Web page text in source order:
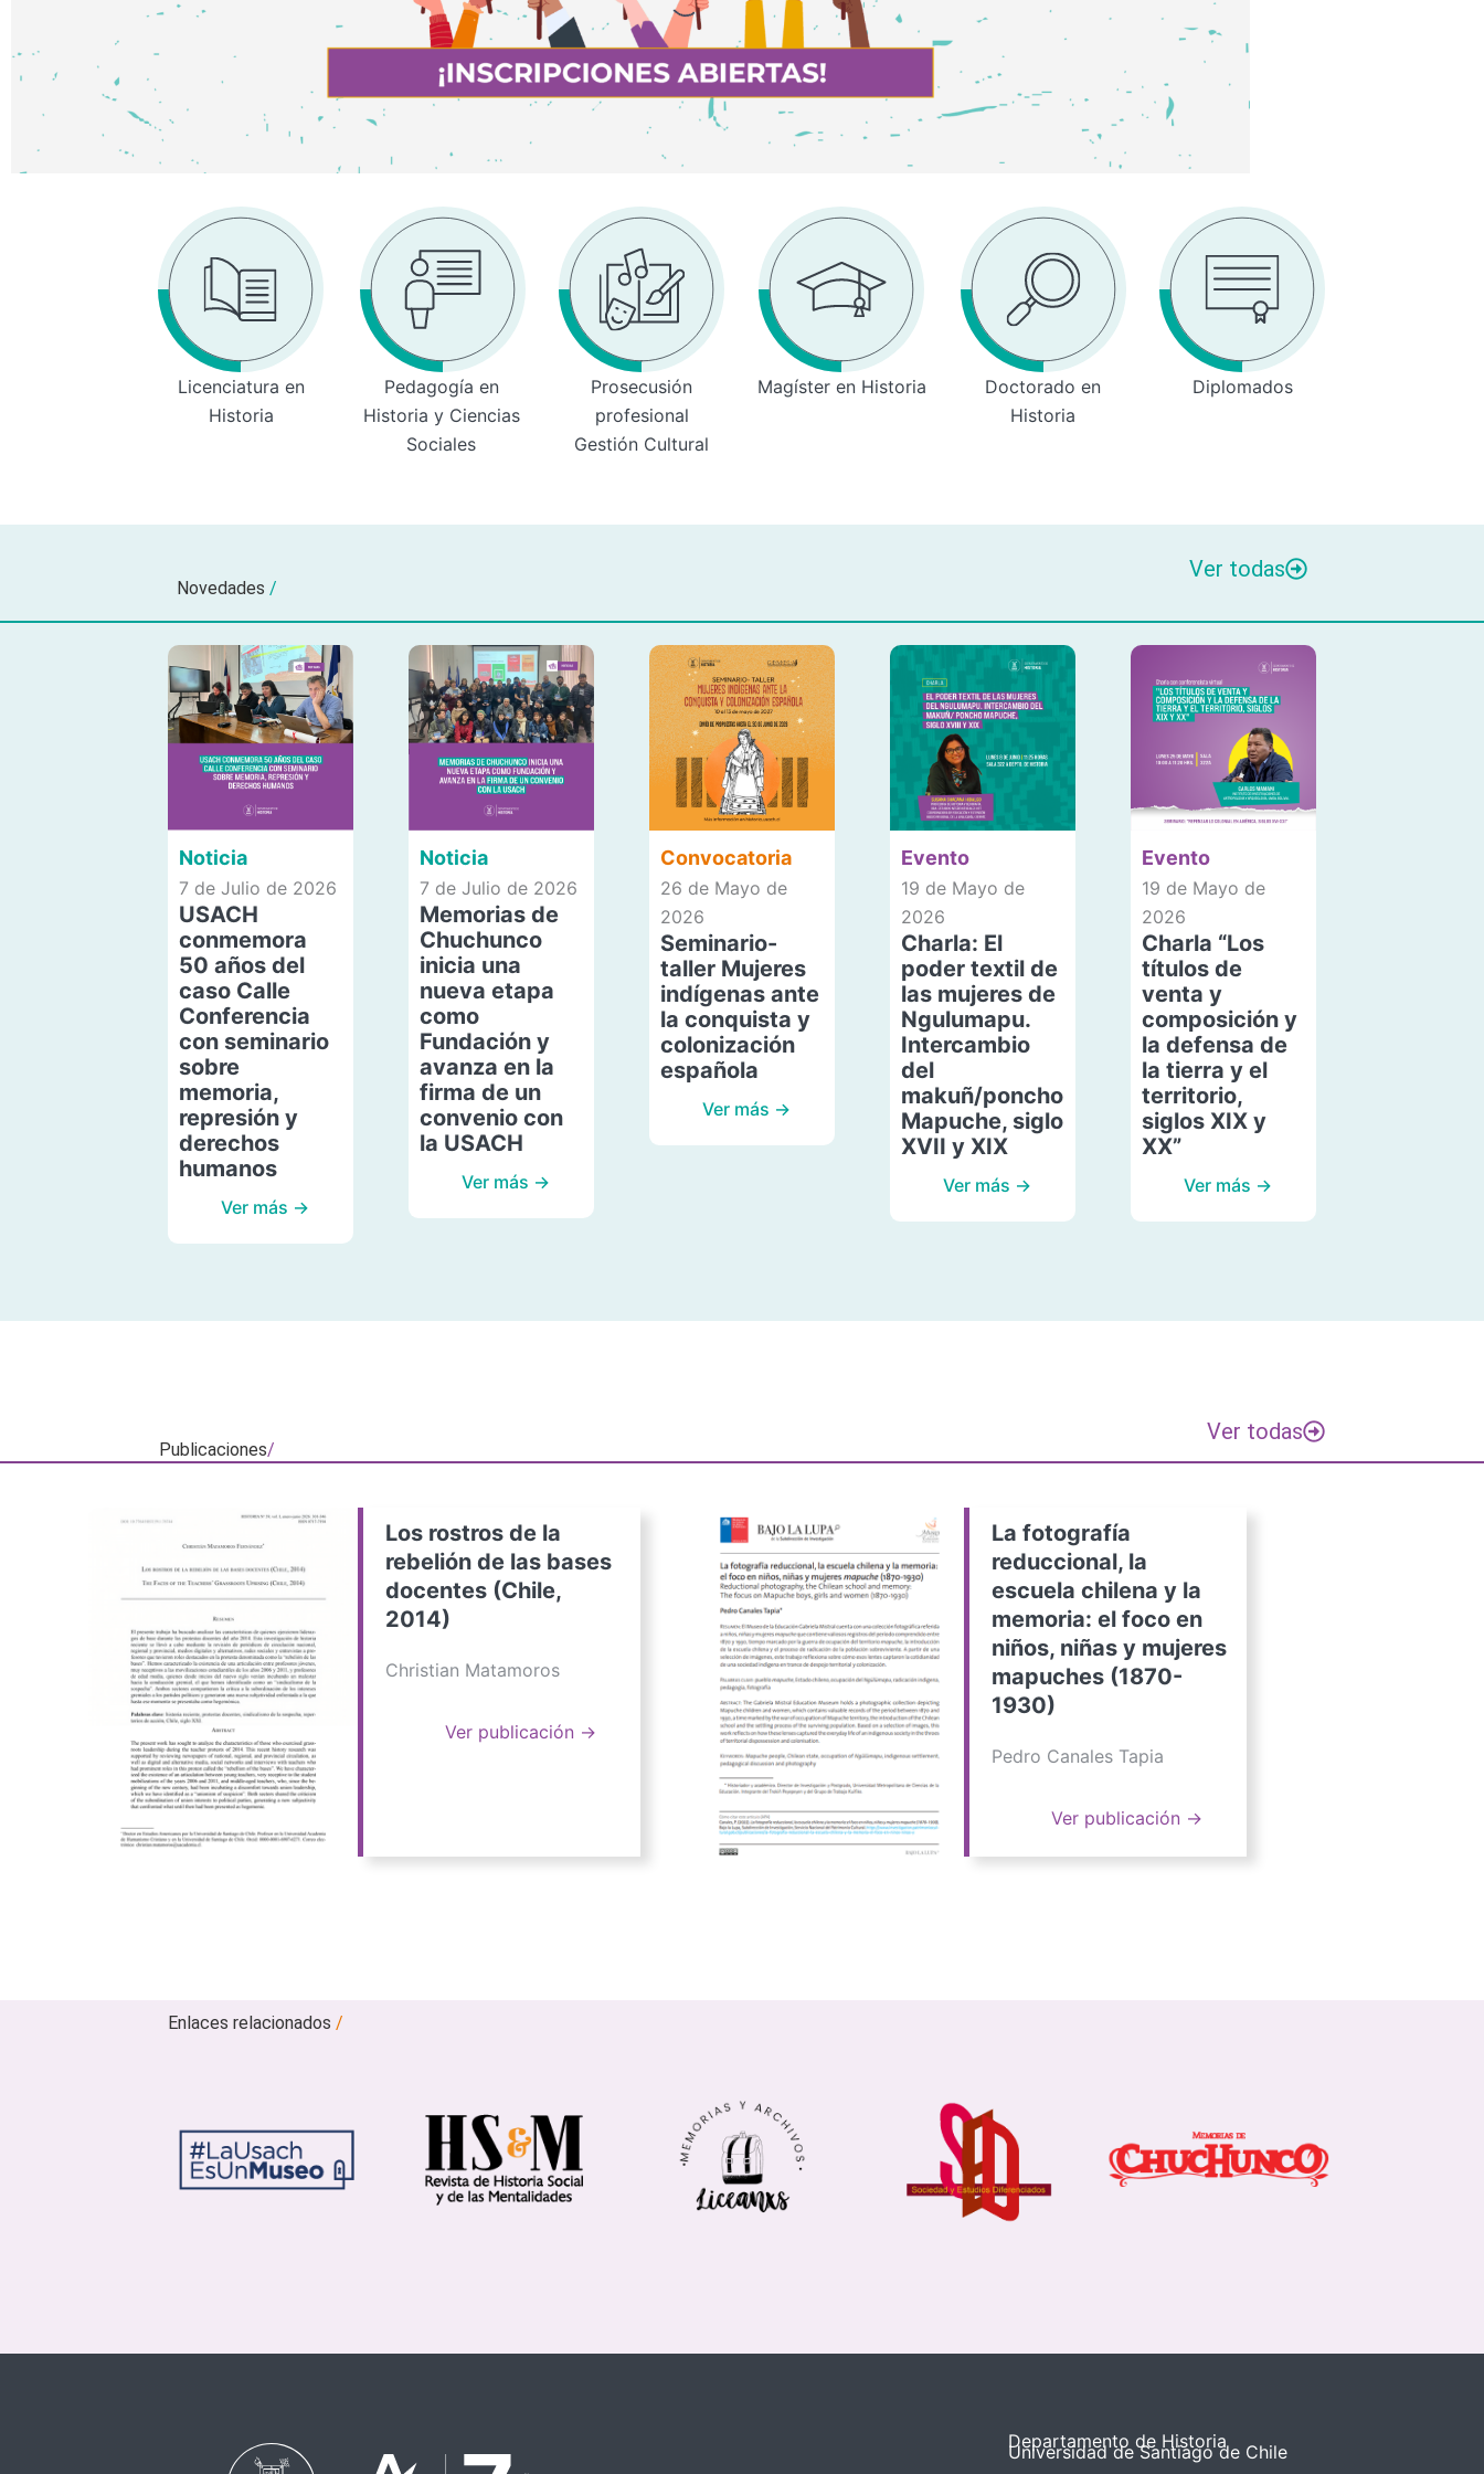
Licenciatura en
Historia
Pedagogía en
Historia y Ciencias
Sociales
Prosecusión
profesional
Gestión Cultural
Magíster en Historia
Doctorado en
Historia
Diplomados
Novedades /
Ver todas
Noticia
7 de Julio de 2026
USACH
conmemora
50 años del
caso Calle
Conferencia
con seminario
sobre
memoria,
represión y
derechos
humanos
Ver más →
Noticia
7 de Julio de 2026
Memorias de
Chuchunco
inicia una
nueva etapa
como
Fundación y
avanza en la
firma de un
convenio con
la USACH
Ver más →
Convocatoria
26 de Mayo de
2026
Seminario-
taller Mujeres
indígenas ante
la conquista y
colonización
española
Ver más →
Evento
19 de Mayo de
2026
Charla: El
poder textil de
las mujeres de
Ngulumapu.
Intercambio
del
makuñ/poncho
Mapuche, siglo
XVII y XIX
Ver más →
Evento
19 de Mayo de
2026
Charla “Los
títulos de
venta y
composición y
la defensa de
la tierra y el
territorio,
siglos XIX y
XX”
Ver más →
Publicaciones/
Ver todas
Los rostros de la
rebelión de las bases
docentes (Chile,
2014)
Christian Matamoros
Ver publicación →
La fotografía
reduccional, la
escuela chilena y la
memoria: el foco en
niños, niñas y mujeres
mapuches (1870-
1930)
Pedro Canales Tapia
Ver publicación →
Enlaces relacionados/
Departamento de Historia
Universidad de Santiago de Chile